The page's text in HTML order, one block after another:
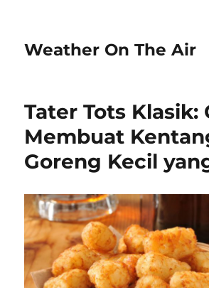
Weather On The Air
Tater Tots Klasik:
Membuat
Goreng Kecil